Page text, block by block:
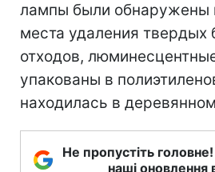
лампы были обнаружены
места удаления твердых
отходов,
упакованы в
находилась в
Не пропустіть
наші оновлення